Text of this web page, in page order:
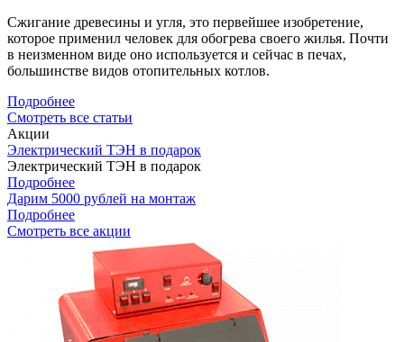
Сжигание древесины и угля, это первейшее изобретение,
которое применил человек для обогрева своего жилья. Почти
в неизменном виде оно используется и сейчас в печах,
большинстве видов отопительных котлов.
Подробнее
Смотреть все статьи
Акции
Электрический ТЭН в подарок
Электрический ТЭН в подарок
Подробнее
Дарим 5000 рублей на монтаж
Подробнее
Смотреть все акции